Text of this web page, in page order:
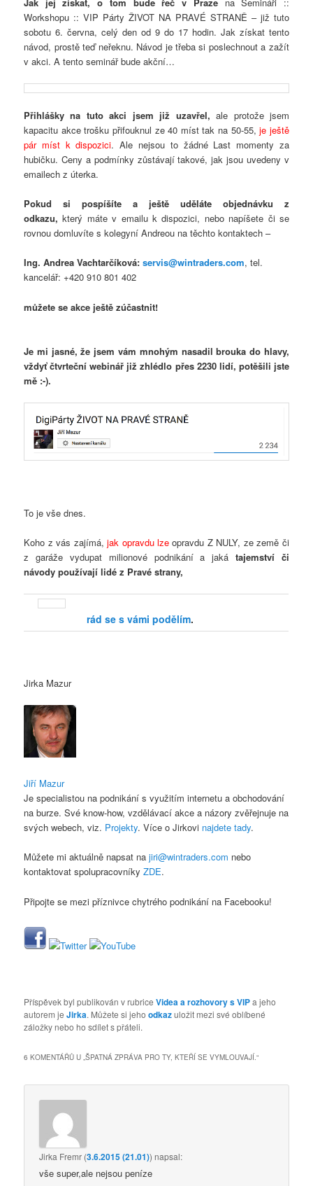
Workshopu :: VIP Párty ŽIVOT NA PRAVÉ STRANĚ – již tuto
sobotu 6. června, celý den od 9 do 17 hodin. Jak získat tento
návod, prostě teď neřeknu. Návod je třeba si poslechnout a zažít
v akci. A tento seminář bude akční…
Přihlášky na tuto akci jsem již uzavřel, ale protože jsem
kapacitu akce trošku přifouknul ze 40 míst tak na 50-55,je ještě
pár míst k dispozici. Ale nejsou to žádné Last momenty za
hubičku. Ceny a podmínky zůstávají takové, jak jsou uvedeny v
emailech z úterka.
Pokud si pospíšíte a ještě uděláte objednávku z
odkazu,který máte v emailu k dispozici, nebo napíšete či se
rovnou domluvíte s kolegyní Andreou na těchto kontaktech –
Ing. Andrea Vachtarčíková: servis@wintraders.com, tel.
kancelář: +420 910 801 402
můžete se akce ještě zúčastnit!
Je mi jasné, že jsem vám mnohým nasadil brouka do hlavy,
vždyť čtvrteční webinář již zhlédlo přes 2230 lidí, potěšili jste
mě :-).
To je vše dnes.
Koho z vás zajímá,jak opravdu lze opravdu Z NULY, ze země či
z garáže vydupat milionové podnikání a jakátajemství či
návody používají lidé z Pravé strany,
rád se s vámi podělím.
Jirka Mazur
Jiří Mazur
Je specialistou na podnikání s využitím internetu a obchodování
na burze. Své know-how, vzdělávací akce a názory zvěřejnuje na
svých webech, viz. Projekty. Více o Jirkovi najdete tady.
Můžete mi aktuálně napsat na jiri@wintraders.com nebo
kontaktovat spolupracovníkyZDE.
Připojte se mezi příznivce chytrého podnikání na Facebooku!
Příspěvek byl publikován v rubriceVidea a rozhovory s VIPa jeho
autorem jeJirka. Můžete si jehoodkazuložit mezi své oblíbené
záložky nebo ho sdílet s přáteli.
6 KOMENTÁŘŮ U „ŠPATNÁ ZPRÁVA PRO TY, KTEŘÍ SE VYMLOUVAJÍ.“
Jirka Fremr (3.6.2015 (21.01))napsal:
vše super,ale nejsou peníze